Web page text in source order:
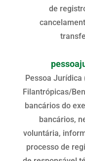
de
Pessoa Jurídica
Filantrópicas/
bancários do
bancários,
voluntária,
processo de